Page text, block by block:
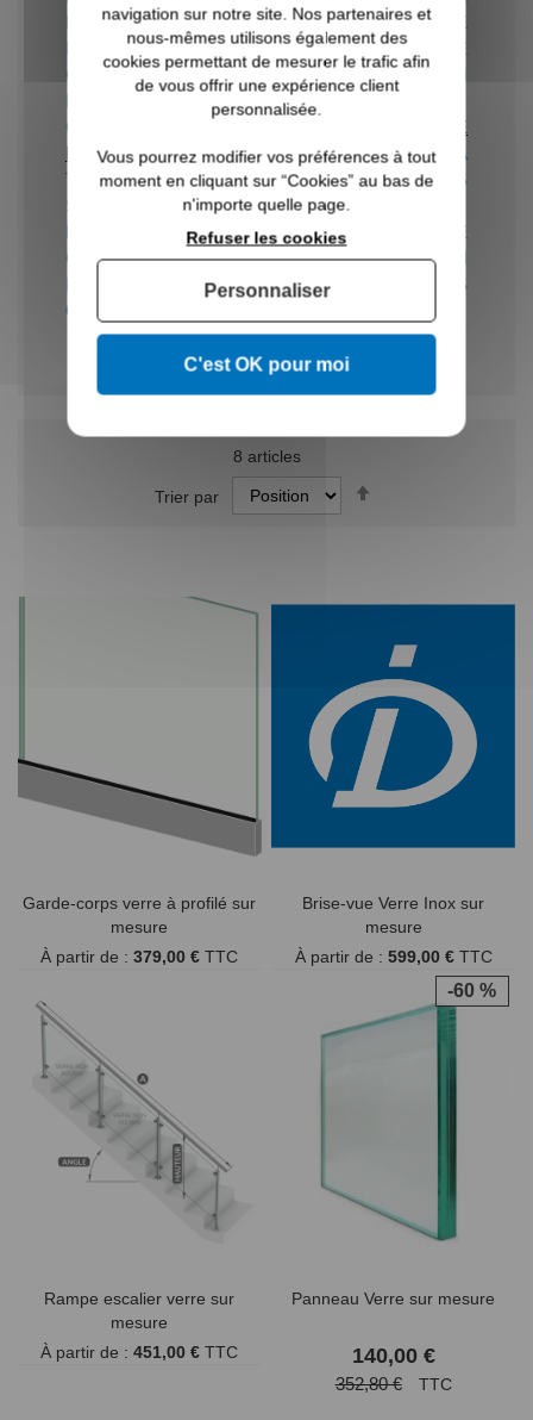
POUR ÉVITER LES BLESSURES EN CAS DE
BRIS AURA UNE ÉPAISSEUR DIFFÉRENTE DE
CELLE D’UN VERRE FEUILLETÉ UTILISÉ EN
MOBILIER.
COMBINÉ À L’INOX POUR UNE
RAMBARDE
ESCALIER DESIGN, IL DONNE UNE SOLIDITÉ À
TOUTE ÉPREUVE ET S’ADAPTE À TOUS LES
STYLES D’HABITATS.
ENFIN, DANS CERTAINS CAS (HAUTEUR DE
CHUTE À UNE CERTAINE HAUTEUR…), LA LOI
IMPOSE AU PROPRIÉTAIRE D’INSTALLER DES
GARDE CORPS EN VERRE FEUILLETÉ.
8 articles
Trier par
Garde-corps verre à profilé sur
mesure
À partir de :379,00 € TTC
Brise-vue Verre Inox sur
mesure
À partir de : 599,00 € TTC
Rampe escalier verre sur
mesure
À partir de :451,00 € TTC
Panneau Verre sur mesure
140,00 €
352,80 € TTC
-60 %
navigation sur notre site. Nos partenaires et
nous-mêmes utilisons également des
cookies permettant de mesurer le trafic afin
de vous offrir une expérience client
personnalisée.
Vous pourrez modifier vos préférences à tout
moment en cliquant sur “Cookies” au bas de
n'importe quelle page.
C'est OK pour moi
Refuser les cookies
Personnaliser